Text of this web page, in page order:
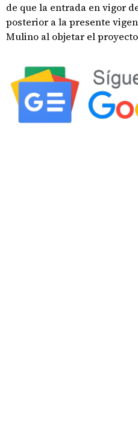
de que la entrada en vigor
posterior a la presente
Mulino al objetar el